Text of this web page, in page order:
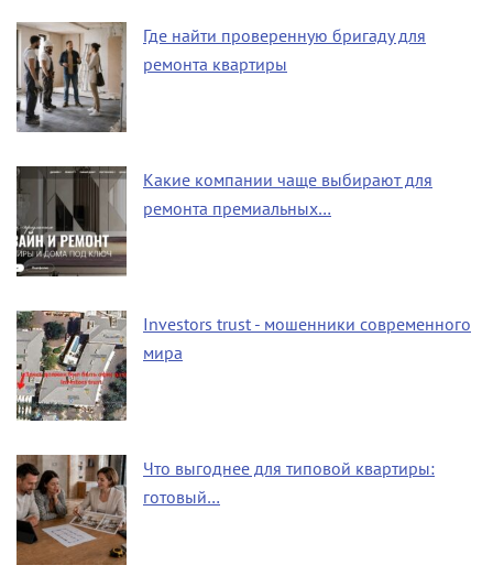
Где найти проверенную бригаду для
ремонта квартиры
Какие компании чаще выбирают для
ремонта премиальных…
Investors trust - мошенники современного
мира
Что выгоднее для типовой квартиры:
готовый…